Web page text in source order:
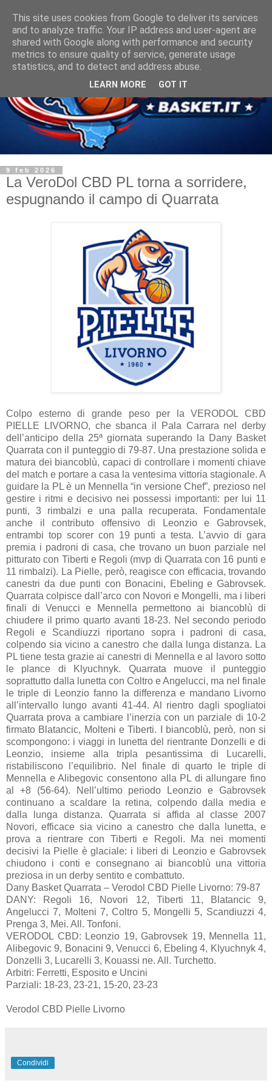
9 feb 2026
La VeroDol CBD PL torna a sorridere,
espugnando il campo di Quarrata
Colpo esterno di grande peso per la VERODOL CBD
PIELLE LIVORNO, che sbanca il Pala Carrara nel derby
dell’anticipo della 25ª giornata superando la Dany Basket
Quarrata con il punteggio di 79-87. Una prestazione solida e
matura dei biancoblù, capaci di controllare i momenti chiave
del match e portare a casa la ventesima vittoria stagionale. A
guidare la PL è un Mennella “in versione Chef”, prezioso nel
gestire i ritmi e decisivo nei possessi importanti: per lui 11
punti, 3 rimbalzi e una palla recuperata. Fondamentale
anche il contributo offensivo di Leonzio e Gabrovsek,
entrambi top scorer con 19 punti a testa. L’avvio di gara
premia i padroni di casa, che trovano un buon parziale nel
pitturato con Tiberti e Regoli (mvp di Quarrata con 16 punti e
11 rimbalzi). La Pielle, però, reagisce con efficacia, trovando
canestri da due punti con Bonacini, Ebeling e Gabrovsek.
Quarrata colpisce dall’arco con Novori e Mongelli, ma i liberi
finali di Venucci e Mennella permettono ai biancoblù di
chiudere il primo quarto avanti 18-23. Nel secondo periodo
Regoli e Scandiuzzi riportano sopra i padroni di casa,
colpendo sia vicino a canestro che dalla lunga distanza. La
PL tiene testa grazie ai canestri di Mennella e al lavoro sotto
le plance di Klyuchnyk. Quarrata muove il punteggio
soprattutto dalla lunetta con Coltro e Angelucci, ma nel finale
le triple di Leonzio fanno la differenza e mandano Livorno
all’intervallo lungo avanti 41-44. Al rientro dagli spogliatoi
Quarrata prova a cambiare l’inerzia con un parziale di 10-2
firmato Blatancic, Molteni e Tiberti. I biancoblù, però, non si
scompongono: i viaggi in lunetta del rientrante Donzelli e di
Leonzio, insieme alla tripla pesantissima di Lucarelli,
ristabiliscono l’equilibrio. Nel finale di quarto le triple di
Mennella e Alibegovic consentono alla PL di allungare fino
al +8 (56-64). Nell’ultimo periodo Leonzio e Gabrovsek
continuano a scaldare la retina, colpendo dalla media e
dalla lunga distanza. Quarrata si affida al classe 2007
Novori, efficace sia vicino a canestro che dalla lunetta, e
prova a rientrare con Tiberti e Regoli. Ma nei momenti
decisivi la Pielle è glaciale: i liberi di Leonzio e Gabrovsek
chiudono i conti e consegnano ai biancoblù una vittoria
preziosa in un derby sentito e combattuto.
Dany Basket Quarrata – Verodol CBD Pielle Livorno: 79-87
DANY: Regoli 16, Novori 12, Tiberti 11, Blatancic 9,
Angelucci 7, Molteni 7, Coltro 5, Mongelli 5, Scandiuzzi 4,
Prenga 3, Mei. All. Tonfoni.
VERODOL CBD: Leonzio 19, Gabrovsek 19, Mennella 11,
Alibegovic 9, Bonacini 9, Venucci 6, Ebeling 4, Klyuchnyk 4,
Donzelli 3, Lucarelli 3, Kouassi ne. All. Turchetto.
Arbitri: Ferretti, Esposito e Uncini
Parziali: 18-23, 23-21, 15-20, 23-23
Verodol CBD Pielle Livorno
Condividi
This site uses cookies from Google to deliver its services
and to analyze traffic. Your IP address and user-agent are
shared with Google along with performance and security
metrics to ensure quality of service, generate usage
statistics, and to detect and address abuse.
LEARN MORE GOT IT